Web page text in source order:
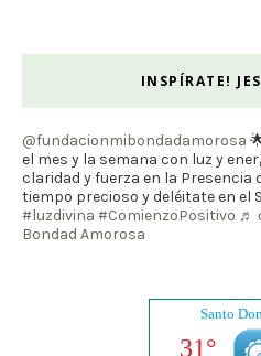
INSPÍRATE!
@fundacionmibondadamorosa
el mes y la semana con luz y
claridad y fuerza en la Presencia
tiempo precioso y deléitate en el
#luzdivina #ComienzoPositivo ♬
Bondad Amorosa